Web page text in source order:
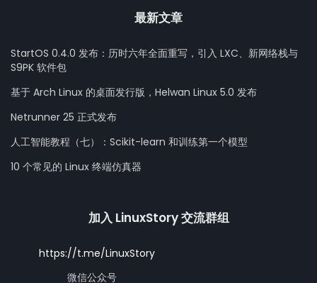
最新文章
StartOS 0.4.0 发布：历时六年全面重写，引入 LXC、新网络栈与
S9PK 软件包
基于 Arch Linux 的桌面发行版，Helwan Linux 5.0 发布
Netrunner 25 正式发布
人工智能教程（七）：Scikit-learn 和训练第一个模型
10 个常见的 Linux 终端仿真器
加入 LinuxStory 交流群组
https://t.me/LinuxStory
微信公众号